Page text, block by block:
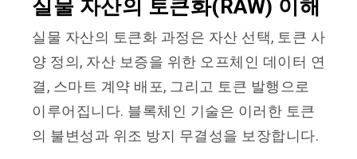
실물 자산의 토큰화(RAW) 이해
실물 자산의 토큰화 과정은 자산 선택, 토큰 사
양 정의, 자산 보증을 위한 오프체인 데이터 연
결, 스마트 계약 배포, 그리고 토큰 발행으로
이루어집니다. 블록체인 기술은 이러한 토큰
의 불변성과 위조 방지 무결성을 보장합니다.